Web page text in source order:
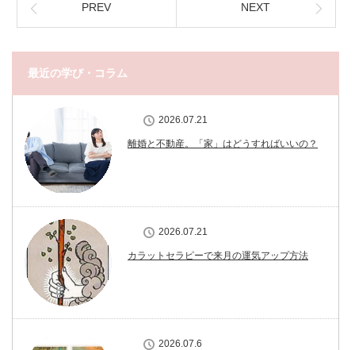
PREV NEXT
最近の学び・コラム
2026.07.21
離婚と不動産。「家」はどうすればいいの？
2026.07.21
カラットセラピーで来月の運気アップ方法
2026.07.6